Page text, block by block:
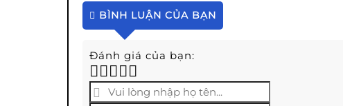
BÌNH LUẬN CỦA BẠN
Đánh giá của bạn: